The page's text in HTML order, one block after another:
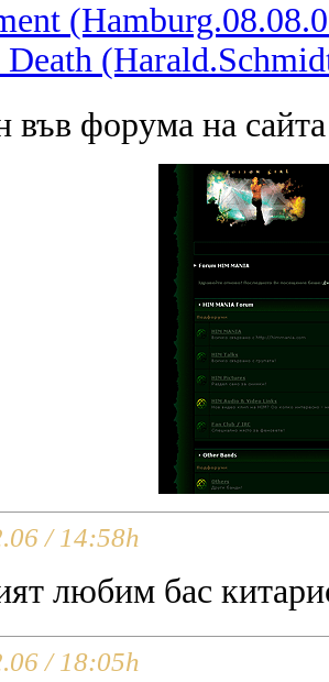
във форума на
/ 14:58h
любим бас
/ 18:05h